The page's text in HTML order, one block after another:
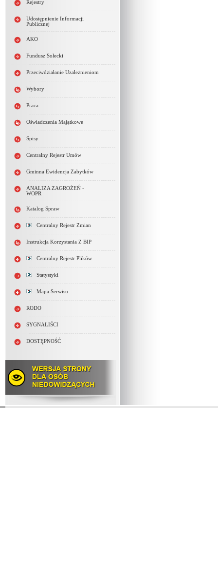
Rejestry
Udostępnienie Informacji
Publicznej
AKO
Fundusz Sołecki
Przeciwdziałanie Uzależnieniom
Wybory
Praca
Oświadczenia Majątkowe
Spisy
Centralny Rejestr Umów
Gminna Ewidencja Zabytków
ANALIZA ZAGROŻEŃ -
WOPR
Katalog Spraw
Centralny Rejestr Zmian
Instrukcja Korzystania Z BIP
Centralny Rejestr Plików
Statystyki
Mapa Serwisu
RODO
SYGNALIŚCI
DOSTĘPNOŚĆ